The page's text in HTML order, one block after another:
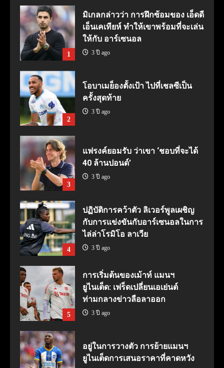
1
มิเกลกล่าวว่า การฝึกซ้อมของ เอ็ดดี
เอ็นเคเทียห์ ทำให้เขาพร้อมที่จะเล่น
ให้กับ อาร์เซนอล
3 ปี ago
2
โอบาเมย็องตั้งเป้า ไปที่เชลซีเป็น
ครั้งสุดท้าย
3 ปี ago
3
แฟรงค์ยอมรับ ว่าเขา ‘ชอบที่จะได้
40 ล้านปอนด์’
3 ปี ago
4
ปฏิบัติการคว้าตัว ลิเวอร์พูลเผชิญ
กับการแข่งขันกับอาร์เซนอลในการ
ไล่ล่าโรมิโอ ลาเวีย
3 ปี ago
5
การเริ่มต้นของเม้าท์ แมนฯ
ยูไนเต็ด: เฟร็ดเปลี่ยนเอเย่นต์
ท่ามกลางข่าวลือลาออก
3 ปี ago
อยู่ในการวางตัว การย้ายแมนฯ
ยูไนเต็ดการเสนอราคาที่คาดหวัง